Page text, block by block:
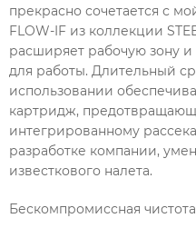
прекрасно сочетается с
FLOW-IF из коллекции
расширяет рабочую зону
для работы. Длительный
использовании
картридж,
интегрированному
разработке компании,
известкового налета.
Бескомпромиссная